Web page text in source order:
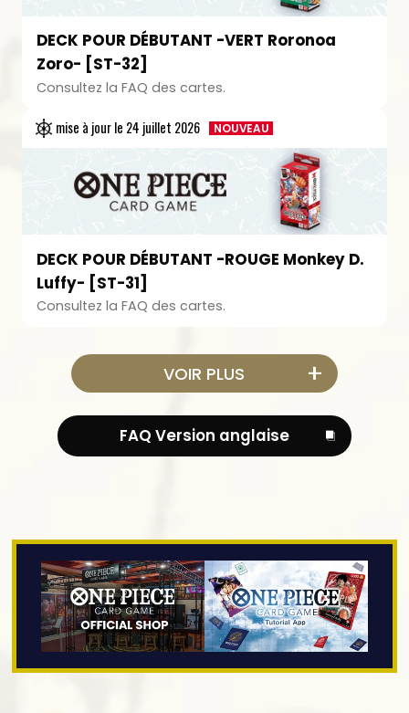
DECK POUR DÉBUTANT -VERT Roronoa
Zoro- [ST-32]
Consultez la FAQ des cartes.
mise à jour le 24 juillet 2026 NOUVEAU
DECK POUR DÉBUTANT -ROUGE Monkey D.
Luffy- [ST-31]
Consultez la FAQ des cartes.
VOIR PLUS
FAQ Version anglaise